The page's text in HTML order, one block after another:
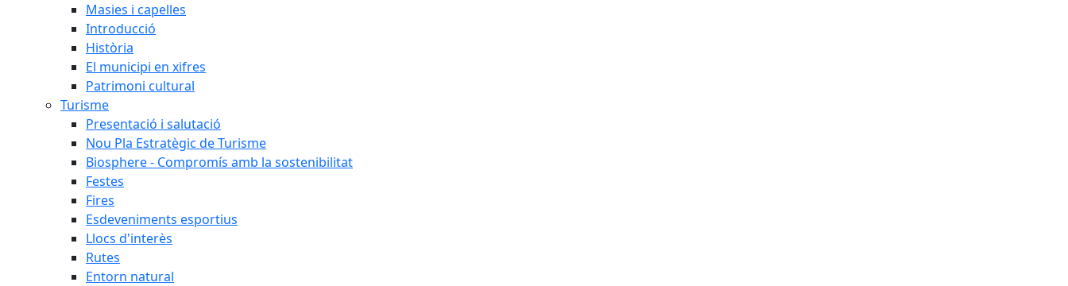
Masies i capelles
Introducció
Història
El municipi en xifres
Patrimoni cultural
Turisme
Presentació i salutació
Nou Pla Estratègic de Turisme
Biosphere - Compromís amb la sostenibilitat
Festes
Fires
Esdeveniments esportius
Llocs d'interès
Rutes
Entorn natural